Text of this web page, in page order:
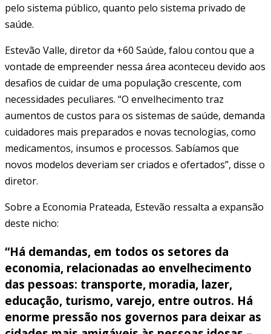
pelo sistema público, quanto pelo sistema privado de
saúde.
Estevão Valle, diretor da +60 Saúde, falou contou que a
vontade de empreender nessa área aconteceu devido aos
desafios de cuidar de uma população crescente, com
necessidades peculiares. “O envelhecimento traz
aumentos de custos para os sistemas de saúde, demanda
cuidadores mais preparados e novas tecnologias, como
medicamentos, insumos e processos. Sabíamos que
novos modelos deveriam ser criados e ofertados”, disse o
diretor.
Sobre a Economia Prateada, Estevão ressalta a expansão
deste nicho:
“Há demandas, em todos os setores da
economia, relacionadas ao envelhecimento
das pessoas: transporte, moradia, lazer,
educação, turismo, varejo, entre outros. Há
enorme pressão nos governos para deixar as